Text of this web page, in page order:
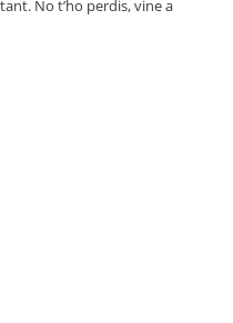
No t’ho perdis, vine a